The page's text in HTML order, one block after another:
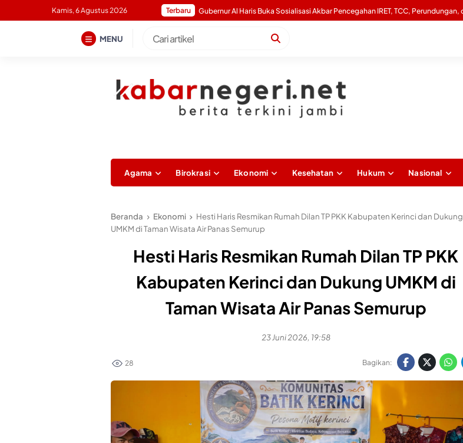
to
Kamis, 6 Agustus 2026 Terbaru
MENU
Agama Birokrasi Ekonomi Kesehatan Hukum Nasional
Beranda Ekonomi
Hesti Haris Resmikan Rumah Dilan TP PKK Kabupaten Kerinci dan Dukung
UMKM di Taman Wisata Air Panas Semurup
Hesti Haris Resmikan Rumah Dilan TP PKK
Kabupaten Kerinci dan Dukung UMKM di
Taman Wisata Air Panas Semurup
23 Juni 2026, 19:58
28 Bagikan: